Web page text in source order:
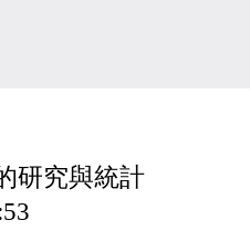
研究與統計